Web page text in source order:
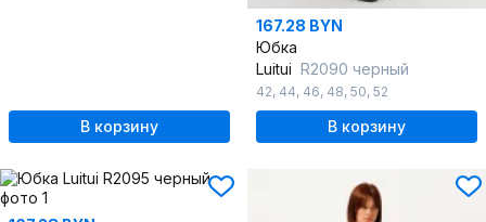
В корзину
167.28 BYN
Юбка
Luitui R2090 черный
42, 44, 46, 48, 50, 52
В корзину